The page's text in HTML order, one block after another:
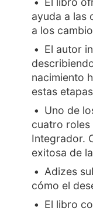
ayuda a las
a los
El autor
nacimiento
estas
Uno de
cuatro roles
Integrador.
exitosa de
Adizes
cómo el
El libro